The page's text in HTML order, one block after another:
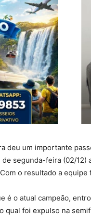
deu um importante
de segunda-feira (02/
o resultado a
é o atual campeão,
qual foi expulso na